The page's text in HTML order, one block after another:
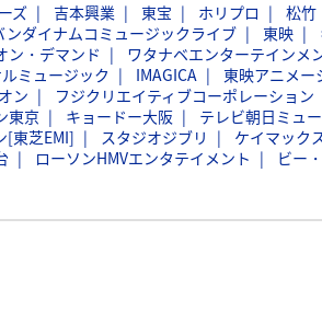
ズ 吉本興業 東宝 ホリプロ 松竹
ンダイナムコミュージックライブ 東映
ン・デマンド ワタナベエンターテインメ
ミュージック IMAGICA 東映アニメー
ン フジクリエイティブコーポレーション
東京 キョードー大阪 テレビ朝日ミュ
[東芝EMI] スタジオジブリ ケイマック
ローソンHMVエンタテイメント ビー